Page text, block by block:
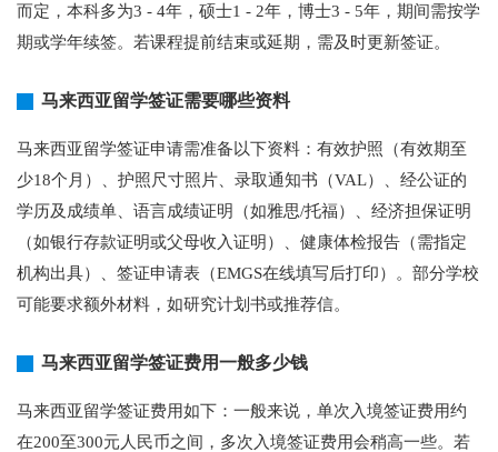
而定，本科多为3 - 4年，硕士1 - 2年，博士3 - 5年，期间需按学
期或学年续签。若课程提前结束或延期，需及时更新签证。
马来西亚留学签证需要哪些资料
马来西亚留学签证申请需准备以下资料：有效护照（有效期至
少18个月）、护照尺寸照片、录取通知书（VAL）、经公证的
学历及成绩单、语言成绩证明（如雅思/托福）、经济担保证明
（如银行存款证明或父母收入证明）、健康体检报告（需指定
机构出具）、签证申请表（EMGS在线填写后打印）。部分学校
可能要求额外材料，如研究计划书或推荐信。
马来西亚留学签证费用一般多少钱
马来西亚留学签证费用如下：一般来说，单次入境签证费用约
在200至300元人民币之间，多次入境签证费用会稍高一些。若